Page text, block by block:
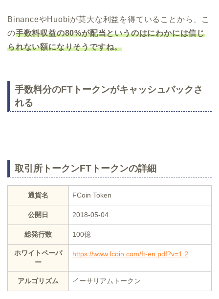
BinanceやHuobiが莫大な利益を得ていることから、こ
の手数料収益の80%が配当というのはにわかには信じ
られない額になりそうですね。
手数料分のFTトークンがキャッシュバックさ
れる
取引所トークンFTトークンの詳細
通貨名 FCoin Token
公開日 2018-05-04
総発行数 100億
ホワイトペーパ
ー
https://www.fcoin.com/ft-en.pdf?v=1.2
アルゴリズム イーサリアムトークン